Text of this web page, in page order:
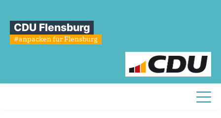
CDU Flensburg
#anpacken für Flensburg